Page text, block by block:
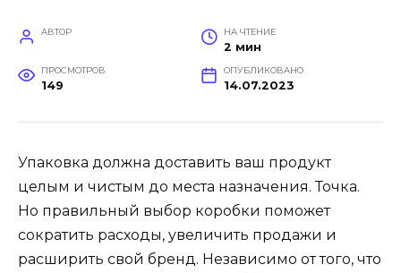
АВТОР НА ЧТЕНИЕ
2 мин
ПРОСМОТРОВ
149
ОПУБЛИКОВАНО
14.07.2023
Упаковка должна доставить ваш продукт
целым и чистым до места назначения. Точка.
Но правильный выбор коробки поможет
сократить расходы, увеличить продажи и
расширить свой бренд. Независимо от того, что